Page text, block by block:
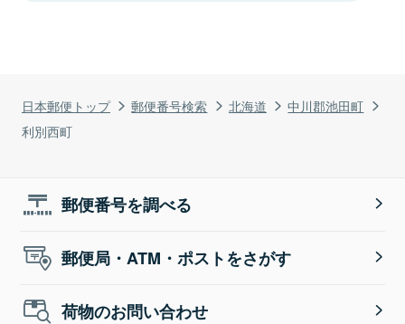
日本郵便トップ 郵便番号検索 北海道
中川郡池田町
利別西町
郵便番号を調べる
郵便局・ATM・ポストをさがす
荷物のお問い合わせ